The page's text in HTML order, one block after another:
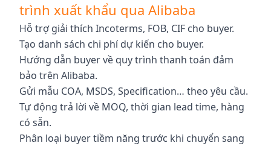
trình xuất khẩu qua Alibaba
Hỗ trợ giải thích Incoterms, FOB, CIF cho buyer.
Tạo danh sách chi phí dự kiến cho buyer.
Hướng dẫn buyer về quy trình thanh toán đảm
bảo trên Alibaba.
Gửi mẫu COA, MSDS, Specification… theo yêu cầu.
Tự động trả lời về MOQ, thời gian lead time, hàng
có sẵn.
Phân loại buyer tiềm năng trước khi chuyển sang